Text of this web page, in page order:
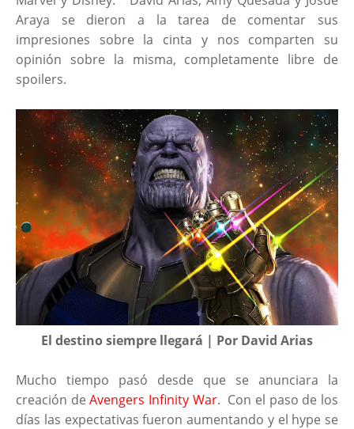
Araya se dieron a la tarea de comentar sus
impresiones sobre la cinta y nos comparten su
opinión sobre la misma, completamente libre de
spoilers.
El destino siempre llegará | Por David Arias
Mucho tiempo pasó desde que se anunciara la
creación deAvengers Infinity War. Con el paso de los
días las expectativas fueron aumentando y el hype se